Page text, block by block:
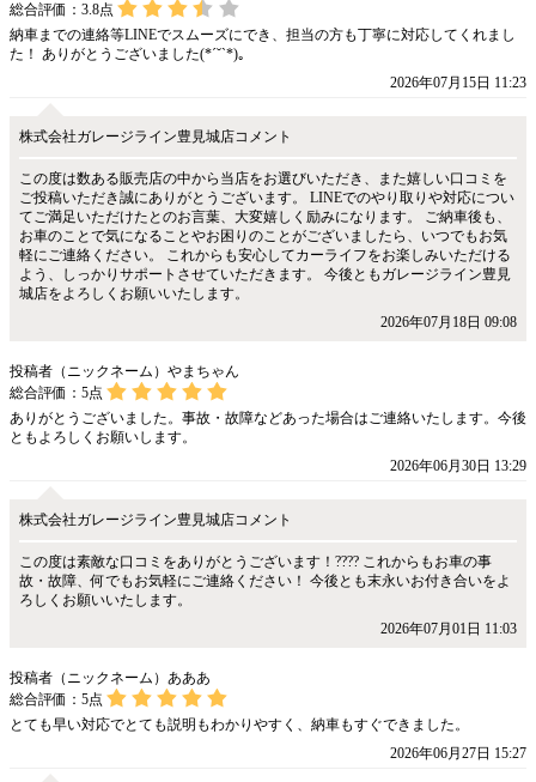
総合評価： 3.8点
納車までの連絡等LINEでスムーズにでき、担当の方も丁寧に対応してくれまし
た！ ありがとうございました(*ˊ˘ˋ*)｡
2026年07月15日 11:23
株式会社ガレージライン豊見城店コメント
この度は数ある販売店の中から当店をお選びいただき、また嬉しい口コミを
ご投稿いただき誠にありがとうございます。 LINEでのやり取りや対応につい
てご満足いただけたとのお言葉、大変嬉しく励みになります。 ご納車後も、
お車のことで気になることやお困りのことがございましたら、いつでもお気
軽にご連絡ください。 これからも安心してカーライフをお楽しみいただける
よう、しっかりサポートさせていただきます。 今後ともガレージライン豊見
城店をよろしくお願いいたします。
2026年07月18日 09:08
投稿者（ニックネーム）やまちゃん
総合評価： 5点
ありがとうございました。事故・故障などあった場合はご連絡いたします。今後
ともよろしくお願いします。
2026年06月30日 13:29
株式会社ガレージライン豊見城店コメント
この度は素敵な口コミをありがとうございます！???? これからもお車の事
故・故障、何でもお気軽にご連絡ください！ 今後とも末永いお付き合いをよ
ろしくお願いいたします。
2026年07月01日 11:03
投稿者（ニックネーム）あああ
総合評価： 5点
とても早い対応でとても説明もわかりやすく、納車もすぐできました。
2026年06月27日 15:27